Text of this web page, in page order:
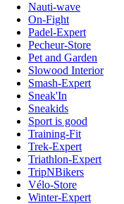
Nauti-wave
On-Fight
Padel-Expert
Pecheur-Store
Pet and Garden
Slowood Interior
Smash-Expert
Sneak'In
Sneakids
Sport is good
Training-Fit
Trek-Expert
Triathlon-Expert
TripNBikers
Vélo-Store
Winter-Expert